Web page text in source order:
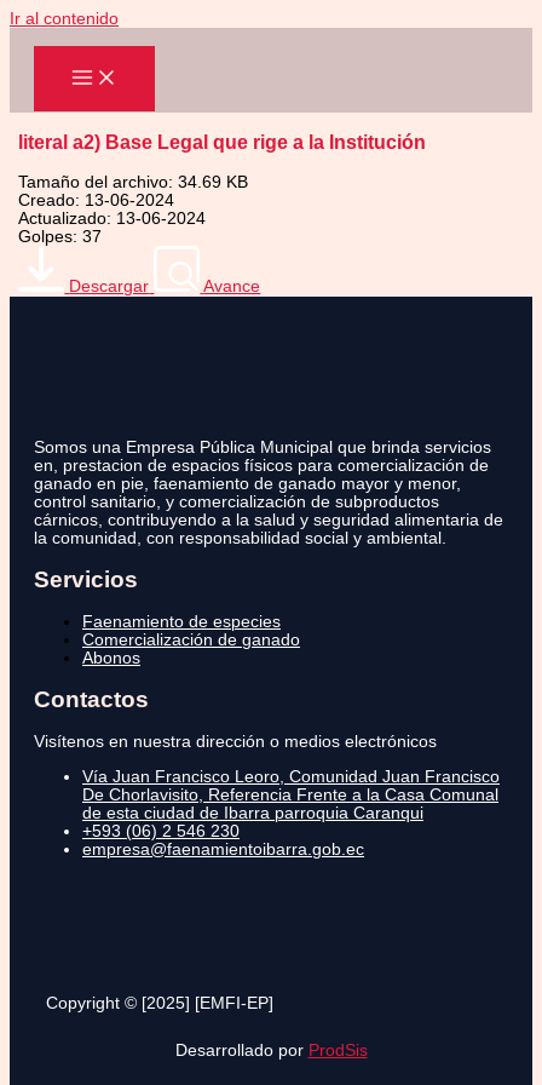
Ir al contenido
literal a2) Base Legal que rige a la Institución
Tamaño del archivo: 34.69 KB
Creado: 13-06-2024
Actualizado: 13-06-2024
Golpes: 37
Descargar Avance
Somos una Empresa Pública Municipal que brinda servicios
en, prestacion de espacios físicos para comercialización de
ganado en pie, faenamiento de ganado mayor y menor,
control sanitario, y comercialización de subproductos
cárnicos, contribuyendo a la salud y seguridad alimentaria de
la comunidad, con responsabilidad social y ambiental.
Servicios
Faenamiento de especies
Comercialización de ganado
Abonos
Contactos
Visítenos en nuestra dirección o medios electrónicos
Vía Juan Francisco Leoro, Comunidad Juan Francisco
De Chorlavisito, Referencia Frente a la Casa Comunal
de esta ciudad de Ibarra parroquia Caranqui
+593 (06) 2 546 230
empresa@faenamientoibarra.gob.ec
Copyright © [2025] [EMFI-EP]
Desarrollado por ProdSis